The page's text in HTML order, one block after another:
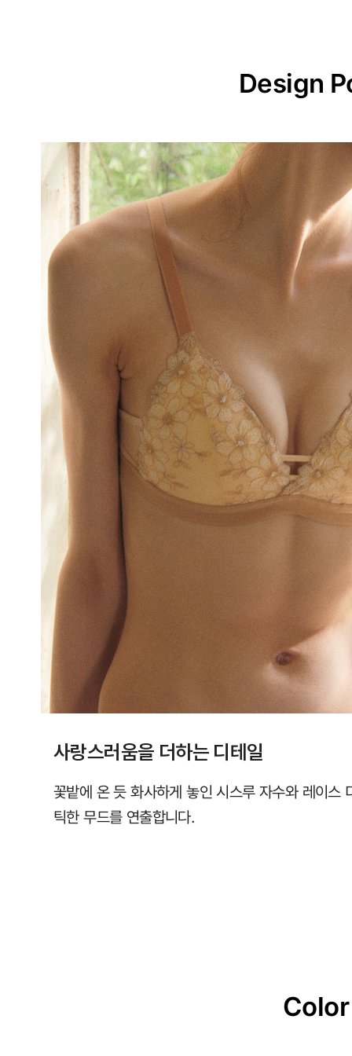
Design
사랑스러움을 더하는 디테일
꽃밭에 온 듯 화사하게 놓인 시스루 자수와 레이스
틱한 무드를 연출합니다.
Color